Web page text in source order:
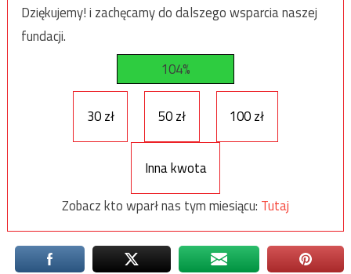
Dziękujemy! i zachęcamy do dalszego wsparcia naszej
fundacji.
104%
30 zł 50 zł 100 zł
Inna kwota
Zobacz kto wparł nas tym miesiącu: Tutaj